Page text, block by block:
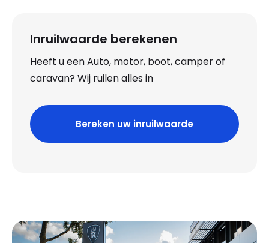
Inruilwaarde berekenen
Heeft u een Auto, motor, boot, camper of
caravan? Wij ruilen alles in
Bereken uw inruilwaarde